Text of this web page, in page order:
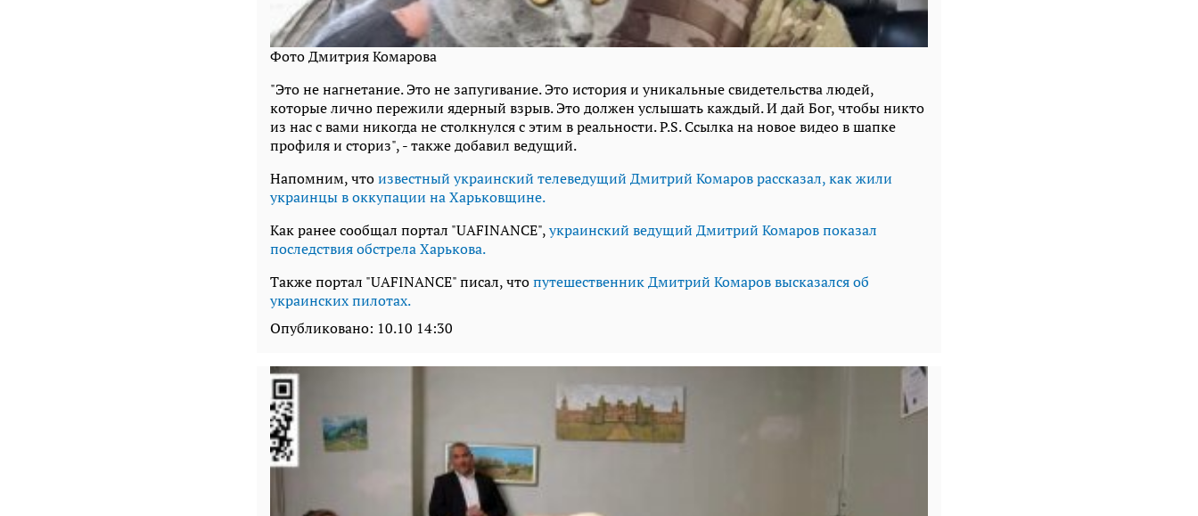
Фото Дмитрия Комарова
"Это не нагнетание. Это не запугивание. Это история и уникальные свидетельства людей,
которые лично пережили ядерный взрыв. Это должен услышать каждый. И дай Бог, чтобы никто
из нас с вами никогда не столкнулся с этим в реальности. P.S. Ссылка на новое видео в шапке
профиля и сториз", - также добавил ведущий.
Напомним, чтоизвестный украинский телеведущий Дмитрий Комаров рассказал, как жили
украинцы в оккупации на Харьковщине.
Как ранее сообщал портал "UAFINANCE",украинский ведущий Дмитрий Комаров показал
последствия обстрела Харькова.
Также портал "UAFINANCE" писал, чтопутешественник Дмитрий Комаров высказался об
украинских пилотах.
Опубликовано: 10.10 14:30